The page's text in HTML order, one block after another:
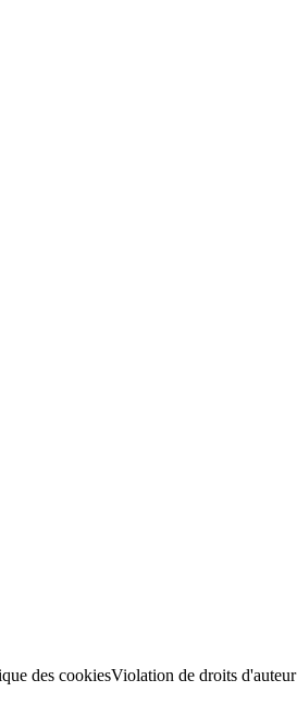
des cookiesViolation de droits d'auteur